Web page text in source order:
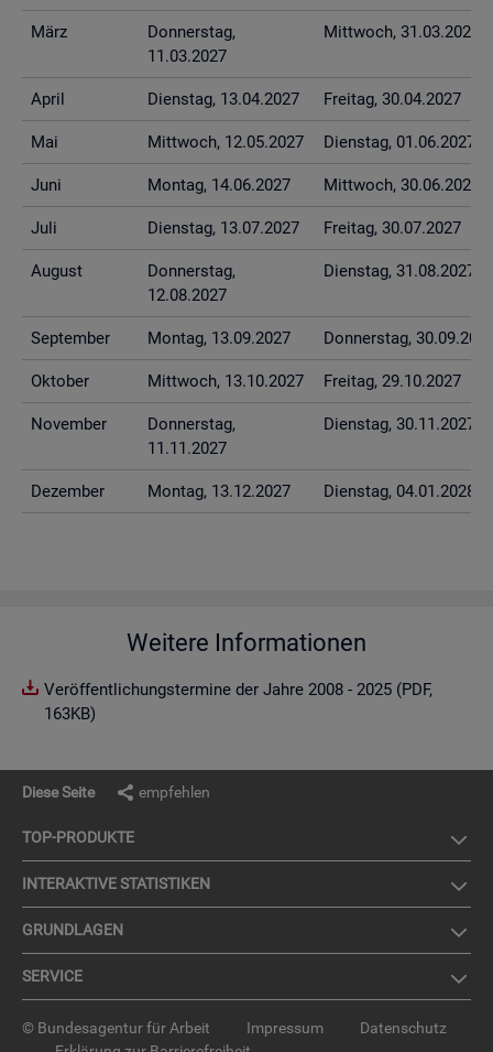
März
Don­ners­tag,
11.03.2027
Mitt­woch, 31.03.2027
April Diens­tag, 13.04.2027 Frei­tag, 30.04.2027
Mai Mitt­woch, 12.05.2027 Diens­tag, 01.06.2027
Juni Mon­tag, 14.06.2027 Mitt­woch, 30.06.2027
Juli Diens­tag, 13.07.2027 Frei­tag, 30.07.2027
Au­gust
Don­ners­tag,
12.08.2027
Diens­tag, 31.08.2027
Sep­tem­ber Mon­tag, 13.09.2027 Don­ners­tag,
Ok­to­ber Mitt­woch, 13.10.2027 Frei­tag, 29.10.2027
No­vem­ber
Don­ners­tag,
11.11.2027
Diens­tag, 30.11.2027
De­zem­ber Mon­tag, 13.12.2027 Diens­tag, 04.01.2028
Weitere Informationen
Veröffentlichungstermine der Jahre 2008 - 2025 (PDF,
163KB)
Diese Seite empfehlen
TOP-PRO­DUK­TE
IN­TER­AK­TI­VE STA­TIS­TI­KEN
GRUND­LA­GEN
SER­VICE
© Bundesagentur für Arbeit Impressum
Datenschutz